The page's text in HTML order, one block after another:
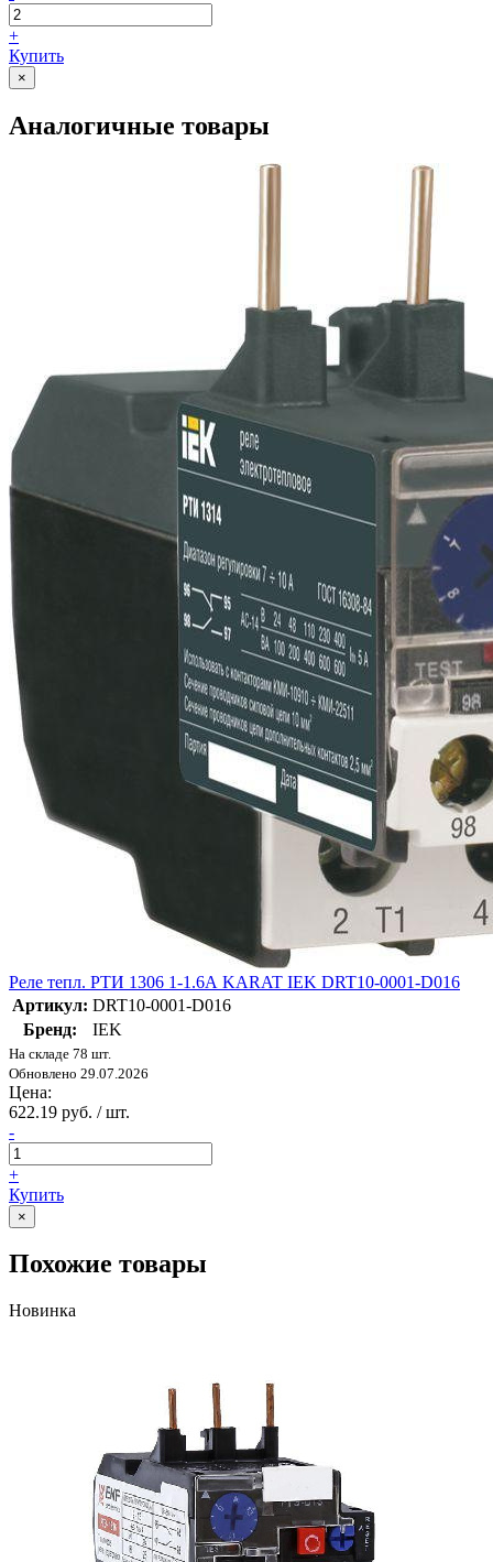
+
Купить
×
Аналогичные товары
Реле тепл. РТИ 1306 1-1.6А KARAT IEK DRT10-0001-D016
Артикул: DRT10-0001-D016
Бренд:
IEK
На складе 78 шт.
Обновлено 29.07.2026
Цена:
622.19 руб. / шт.
-
+
Купить
×
Похожие товары
Новинка